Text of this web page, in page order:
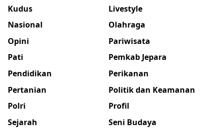
Kudus
Livestyle
Nasional
Olahraga
Opini
Pariwisata
Pati
Pemkab Jepara
Pendidikan
Perikanan
Pertanian
Politik dan Keamanan
Polri
Profil
Sejarah
Seni Budaya